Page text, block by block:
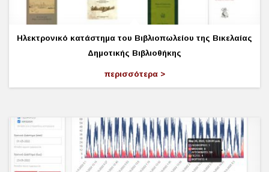
Ηλεκτρονικό κατάστημα του Βιβλιοπωλείου της Βικελαίας
Δημοτικής Βιβλιοθήκης
περισσότερα